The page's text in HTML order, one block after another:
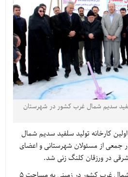
سدیم شمال غرب کشور در شهرستان
کارخانه تولید سلفید سدیم شمال
جمعی از مسئولان شهرستانی و اعضای
در ورزقان کلنگ زنی شد.